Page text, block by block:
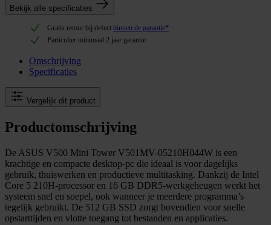
Bekijk alle specificaties
Gratis retour bij defect binnen de garantie*
Particulier minimaal 2 jaar garantie
Omschrijving
Specificaties
Vergelijk dit product
Productomschrijving
De ASUS V500 Mini Tower V501MV-05210H044W is een
krachtige en compacte desktop-pc die ideaal is voor dagelijks
gebruik, thuiswerken en productieve multitasking. Dankzij de Intel
Core 5 210H-processor en 16 GB DDR5-werkgeheugen werkt het
systeem snel en soepel, ook wanneer je meerdere programma’s
tegelijk gebruikt. De 512 GB SSD zorgt bovendien voor snelle
opstarttijden en vlotte toegang tot bestanden en applicaties.